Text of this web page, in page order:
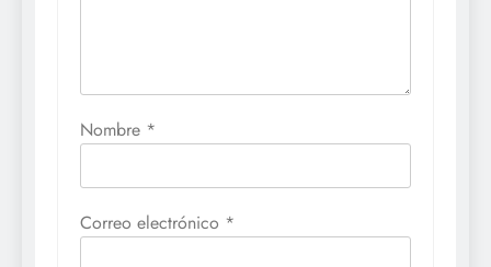
Nombre *
Correo electrónico *